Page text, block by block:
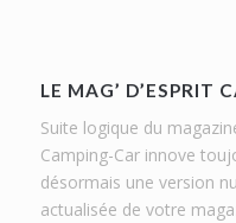
LE MAG’ D’ESPRIT
Suite logique du
Camping-Car innove
désormais une version
actualisée de votre